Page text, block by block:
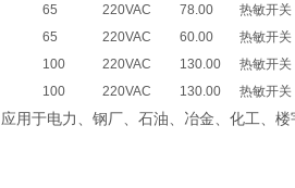
65 220VAC 78.00 热敏开关
65 220VAC 60.00 热敏开关
100 220VAC 130.00 热敏开关
100 220VAC 130.00 热敏开关
于电力、钢厂、石油、冶金、化工、楼